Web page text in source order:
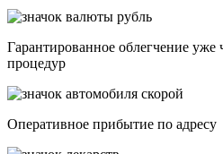
Гарантированное облегчение уже
процедур
Опеpативное прибытие по адресу